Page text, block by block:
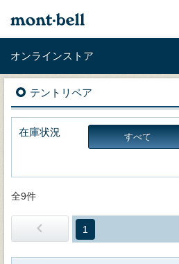
オンラインストア
テントリペア
在庫状況 すべて
全9件
1